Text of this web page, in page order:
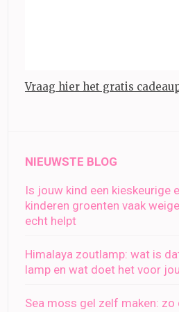
Vraag hier het gratis
NIEUWSTE BLOG
Is jouw kind een kieskeurige
kinderen groenten vaak
echt helpt
Himalaya zoutlamp: wat is
lamp en wat doet het voor
Sea moss gel zelf maken: